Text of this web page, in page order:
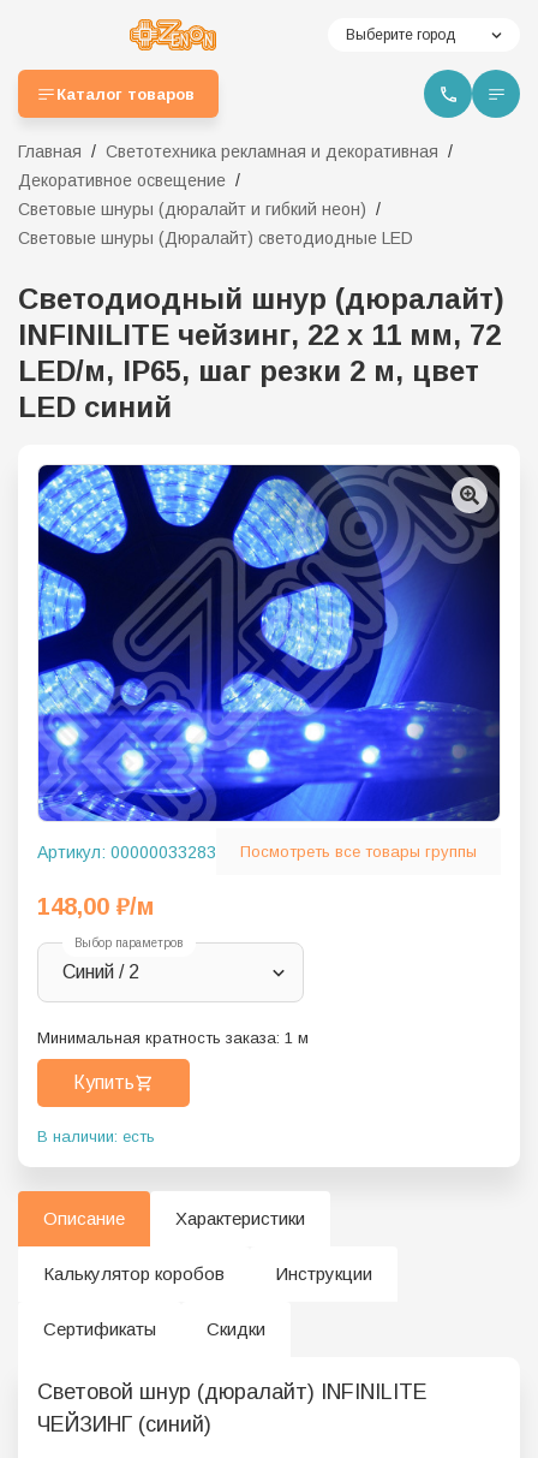
Выберите город
Каталог товаров
Главная
Светотехника рекламная и декоративная
Декоративное освещение
Световые шнуры (дюралайт и гибкий неон)
Световые шнуры (Дюралайт) светодиодные LED
Светодиодный шнур (дюралайт)
INFINILITE чейзинг, 22 х 11 мм, 72
LED/м, IP65, шаг резки 2 м, цвет
LED синий
Артикул: 00000033283 Посмотреть все товары группы
148,00 ₽/м
Выбор параметров
Синий / 2
Минимальная кратность заказа: 1 м
Купить
В наличии: есть
Описание Характеристики
Калькулятор коробов Инструкции
Сертификаты Скидки
Световой шнур (дюралайт) INFINILITE
ЧЕЙЗИНГ (синий)